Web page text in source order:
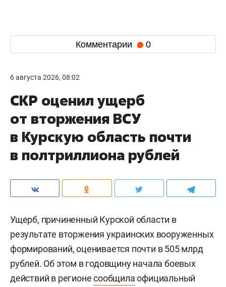
Комментарии 0
6 августа 2026, 08:02
СКР оценил ущерб
от вторжения ВСУ
в Курскую область почти
в полтриллиона рублей
Ущерб, причиненный Курской области в
результате вторжения украинских вооруженных
формирований, оценивается почти в 505 млрд
рублей. Об этом в годовщину начала боевых
действий в регионесообщилаофициальный